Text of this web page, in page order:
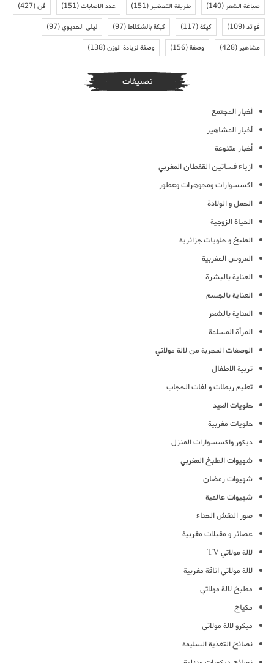
صباغة الشعر(140) طريقة التحضير(151) عدد الاصابات(151) فن(427)
فوائد(109) كيكة(117) كيكة بالشكلاط(97) ليلى الحديوي(97)
مشاهير(428) وصفة(156) وصفة لزيادة الوزن(138)
تصنيفات
أخبار المجتمع
أخبار المشاهير
أخبار متنوعة
ازياء فساتين القفطان المغربي
اكسسوارات ومجوهرات وعطور
الحمل و الولادة
الحياة الزوجية
الطبخ و حلويات جزائرية
العروس المغربية
العناية بالبشرة
العناية بالجسم
العناية بالشعر
المرأة المسلمة
الوصفات المجربة من لالة مولاتي
تربية الاطفال
تعليم ربطات و لفات الحجاب
حلويات العيد
حلويات مغربية
ديكور واكسسوارات المنزل
شهيوات الطبخ المغربي
شهيوات رمضان
شهيوات عالمية
صور النقش الحناء
عصائر و مقبلات مغربية
لالة مولاتي TV
لالة مولاتي اناقة مغربية
مطبخ لالة مولاتي
مكياج
ميكرو لالة مولاتي
نصائح التغذية السليمة